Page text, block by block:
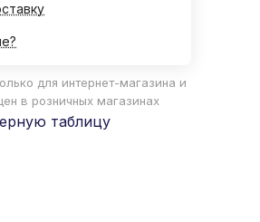
для интернет-магазина и
в розничных магазинах
таблицу